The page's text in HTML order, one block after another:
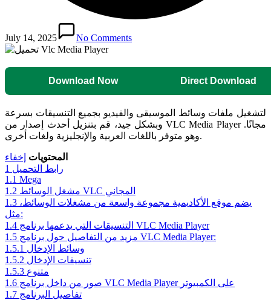
July 14, 2025 No Comments
Download Now Direct Download
لتشغيل ملفات وسائط الموسيقى والفيديو بجميع التنسيقات بسرعة
وبشكل جيد، قم بتنزيل أحدث إصدار من VLC Media Player مجانًا.
وهو متوفر باللغات العربية والإنجليزية ولغات أخرى.
المحتويات إخفاء
1 رابط التحميل
1.1 Mega​
1.2
مشغل الوسائط VLC المجاني
1.3 يضم موقع الأكاديمية مجموعة واسعة من مشغلات الوسائط،
مثل:
1.4
التنسيقات التي يدعمها برنامج VLC Media Player
1.5
مزيد من التفاصيل حول برنامج VLC Media Player:
1.5.1 وسائط الإدخال
1.5.2 تنسيقات الإدخال
1.5.3 متنوع
1.6
صور من داخل برنامج VLC Media Player على الكمبيوتر
1.7 تفاصيل البرنامج